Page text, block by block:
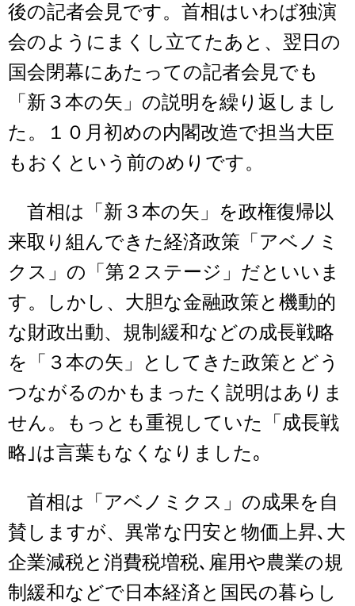
後の記者会見です。首相はいわば独演
会のようにまくし立てたあと、翌日の
国会閉幕にあたっての記者会見でも
「新３本の矢」の説明を繰り返しまし
た。１０月初めの内閣改造で担当大臣
もおくという前のめりです。
首相は「新３本の矢」を政権復帰以
来取り組んできた経済政策「アベノミ
クス」の「第２ステージ」だといいま
す。しかし、大胆な金融政策と機動的
な財政出動、規制緩和などの成長戦略
を「３本の矢」としてきた政策とどう
つながるのかもまったく説明はありま
せん。もっとも重視していた「成長戦
略｣は言葉もなくなりました｡
首相は「アベノミクス」の成果を自
賛しますが、異常な円安と物価上昇､大
企業減税と消費税増税､雇用や農業の規
制緩和などで日本経済と国民の暮らし